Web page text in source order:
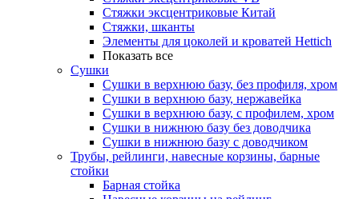
Стяжки эксцентриковые Китай
Стяжки, шканты
Элементы для цоколей и кроватей Hettich
Показать все
Сушки
Сушки в верхнюю базу, без профиля, хром
Сушки в верхнюю базу, нержавейка
Сушки в верхнюю базу, с профилем, хром
Сушки в нижнюю базу без доводчика
Сушки в нижнюю базу с доводчиком
Трубы, рейлинги, навесные корзины, барные
стойки
Барная стойка